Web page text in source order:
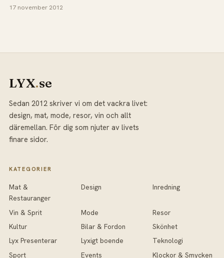
17 november 2012
LYX.se
Sedan 2012 skriver vi om det vackra livet:
design, mat, mode, resor, vin och allt
däremellan. För dig som njuter av livets
finare sidor.
KATEGORIER
Mat &
Restauranger
Design Inredning
Vin & Sprit Mode
Resor
Kultur
Bilar & Fordon
Skönhet
Lyx Presenterar
Lyxigt boende
Teknologi
Sport
Events Klockor & Smycken